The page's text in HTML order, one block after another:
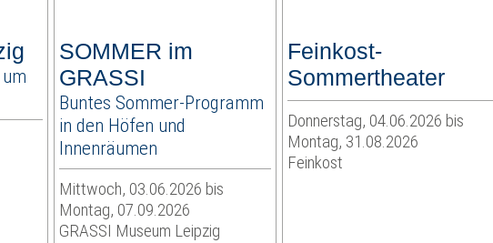
SOMMER im
GRASSI
Buntes Sommer-Programm
in den Höfen und
Innenräumen
Mittwoch, 03.06.2026 bis
Montag, 07.09.2026
GRASSI Museum Leipzig
Feinkost-
Sommertheater
Donnerstag, 04.06.2026 bis
Montag, 31.08.2026
Feinkost